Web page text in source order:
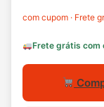
com cupom · Frete
Frete grátis com